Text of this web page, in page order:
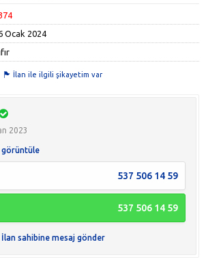
Ocak 2024
İlan ile ilgili şikayetim var
2023
görüntüle
537 506 14 59
537 506 14 59
İlan sahibine mesaj gönder